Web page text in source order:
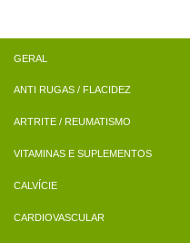
ANTI RUGAS / FLACIDEZ
ARTRITE / REUMATISMO
VITAMINAS E SUPLEMENTOS
CALVÍCIE
CARDIOVASCULAR